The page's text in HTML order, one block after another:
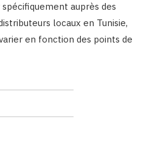
auprès des
locaux en Tunisie,
en fonction des points de